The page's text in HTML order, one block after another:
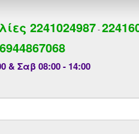
2241024987-
6944867068
& Σαβ 08:00 - 14:00